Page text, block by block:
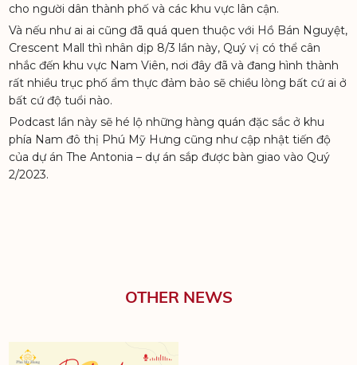
RSS FEED
LINK
EMBED
cho người dân thành phố và các khu vực lân cận.
Và nếu như ai ai cũng đã quá quen thuộc với Hồ Bán Nguyệt,
Crescent Mall thì nhân dịp 8/3 lần này, Quý vị có thể cân
nhắc đến khu vực Nam Viên, nơi đây đã và đang hình thành
rất nhiều trục phố ẩm thực đảm bảo sẽ chiều lòng bất cứ ai ở
bất cứ độ tuổi nào.
Podcast lần này sẽ hé lộ những hàng quán đặc sắc ở khu
phía Nam đô thị Phú Mỹ Hưng cũng như cập nhật tiến độ
của dự án The Antonia – dự án sắp được bàn giao vào Quý
2/2023.
OTHER NEWS